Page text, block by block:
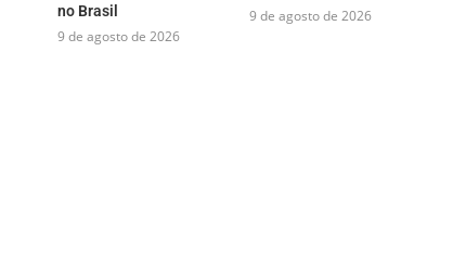
no Brasil
9 de agosto de 2026
9 de agosto de 2026